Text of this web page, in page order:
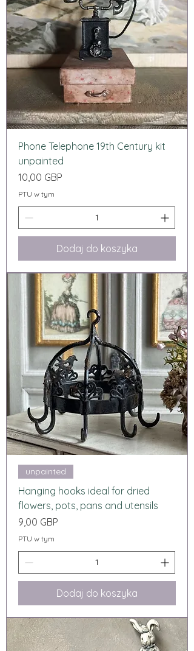
Phone Telephone 19th Century kit
unpainted
Cena
10,00 GBP
PTU w tym
Dodaj do koszyka
unpainted
Hanging hooks ideal for dried
flowers, pots, pans and utensils
Cena
9,00 GBP
PTU w tym
Dodaj do koszyka